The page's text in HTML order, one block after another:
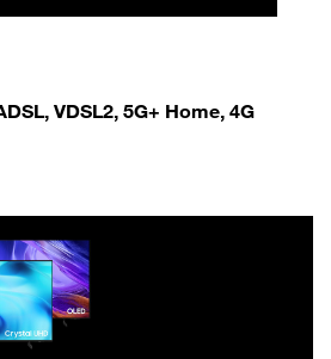
VDSL2, 5G+ Home, 4G